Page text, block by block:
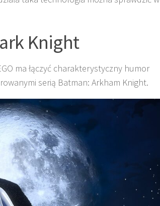
Knight
ma łączyć charakterystyczny humor
serią Batman: Arkham Knight.